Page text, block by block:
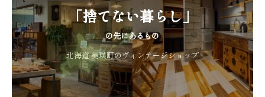
「捨てない暮らし」
の先にあるもの
北海道 美瑛町のヴィンテージショップ